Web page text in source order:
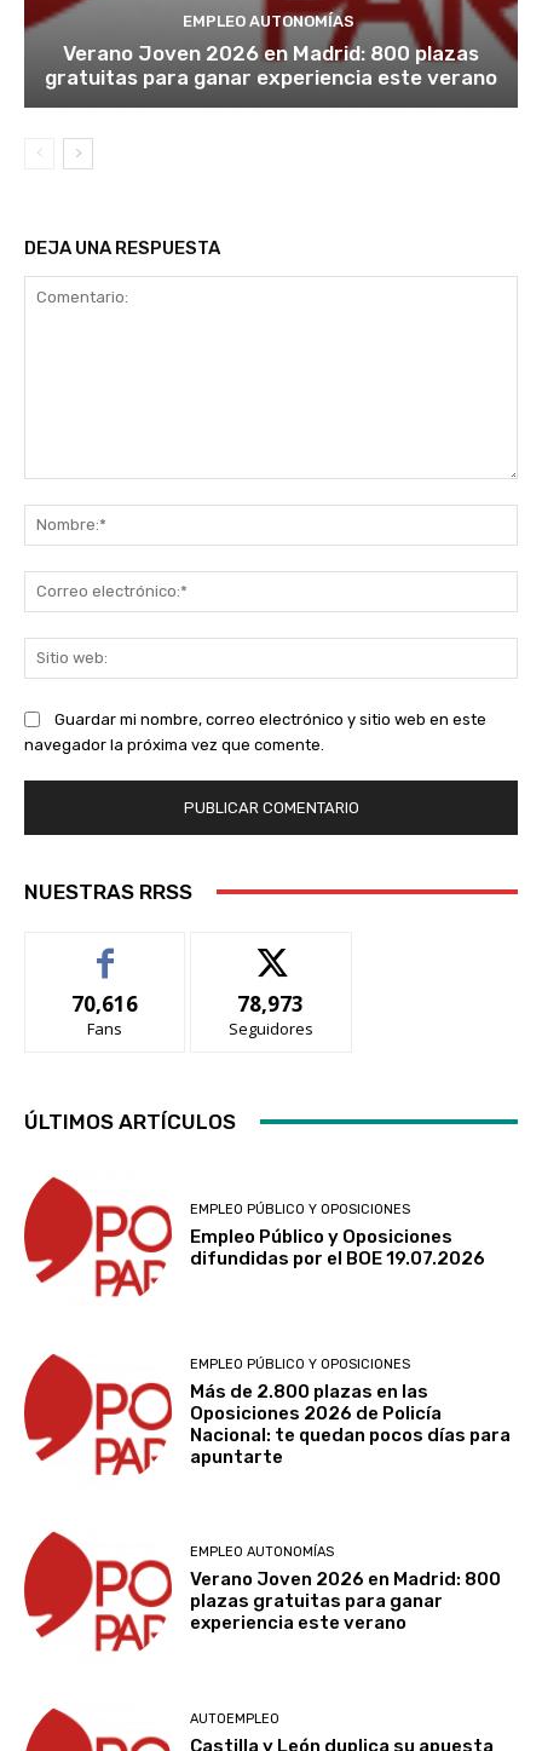
EMPLEO AUTONOMÍAS
Verano Joven 2026 en Madrid: 800 plazas
gratuitas para ganar experiencia este verano
DEJA UNA RESPUESTA
Guardar mi nombre, correo electrónico y sitio web en este
navegador la próxima vez que comente.
NUESTRAS RRSS
70,616
Fans
78,973
Seguidores
ÚLTIMOS ARTÍCULOS
EMPLEO PÚBLICO Y OPOSICIONES
Empleo Público y Oposiciones
difundidas por el BOE 19.07.2026
EMPLEO PÚBLICO Y OPOSICIONES
Más de 2.800 plazas en las
Oposiciones 2026 de Policía
Nacional: te quedan pocos días para
apuntarte
EMPLEO AUTONOMÍAS
Verano Joven 2026 en Madrid: 800
plazas gratuitas para ganar
experiencia este verano
AUTOEMPLEO
Castilla y León duplica su apuesta